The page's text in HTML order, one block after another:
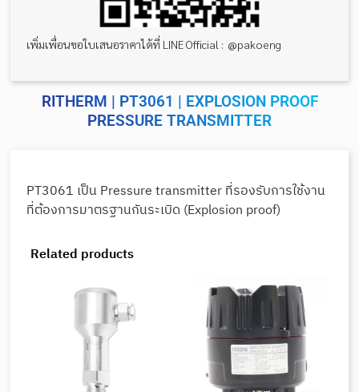
เพิ่มเพื่อนขอใบเสนอราคาได้ที่ LINE Official : @pakoeng
RITHERM | PT3061 | EXPLOSION PROOF
PRESSURE TRANSMITTER
PT3061 เป็น Pressure transmitter ที่รองรับการใช้งาน
ที่ต้องการมาตรฐานกันระเบิด (Explosion proof)
Related products